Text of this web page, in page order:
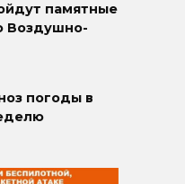
памятные
Воздушно-
погоды в